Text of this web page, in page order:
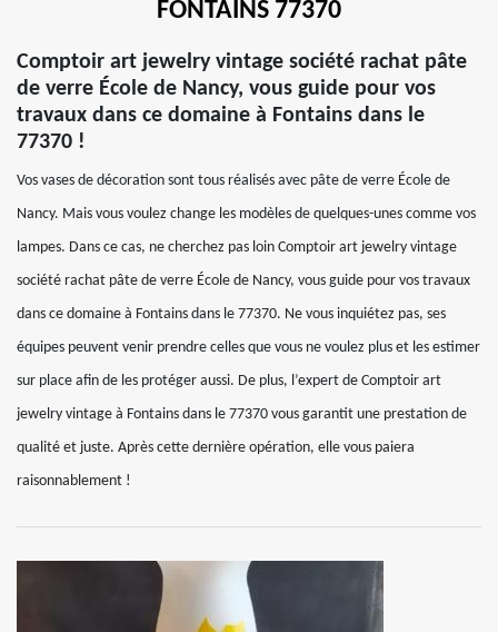
FONTAINS 77370
Comptoir art jewelry vintage société rachat pâte
de verre École de Nancy, vous guide pour vos
travaux dans ce domaine à Fontains dans le
77370 !
Vos vases de décoration sont tous réalisés avec pâte de verre École de
Nancy. Mais vous voulez change les modèles de quelques-unes comme vos
lampes. Dans ce cas, ne cherchez pas loin Comptoir art jewelry vintage
société rachat pâte de verre École de Nancy, vous guide pour vos travaux
dans ce domaine à Fontains dans le 77370. Ne vous inquiétez pas, ses
équipes peuvent venir prendre celles que vous ne voulez plus et les estimer
sur place afin de les protéger aussi. De plus, l’expert de Comptoir art
jewelry vintage à Fontains dans le 77370 vous garantit une prestation de
qualité et juste. Après cette dernière opération, elle vous paiera
raisonnablement !